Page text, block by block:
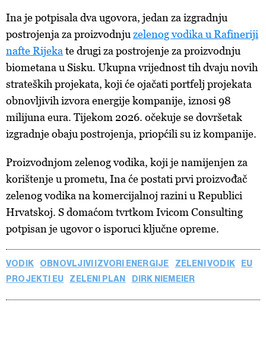
Ina je potpisala dva ugovora, jedan za izgradnju
postrojenja za proizvodnjuzelenog vodika u Rafineriji
nafte Rijekate drugi za postrojenje za proizvodnju
biometana u Sisku. Ukupna vrijednost tih dvaju novih
strateških projekata, koji će ojačati portfelj projekata
obnovljivih izvora energije kompanije, iznosi 98
milijuna eura. Tijekom 2026. očekuje se dovršetak
izgradnje obaju postrojenja, priopćili su iz kompanije.
Proizvodnjom zelenog vodika, koji je namijenjen za
korištenje u prometu, Ina će postati prvi proizvođač
zelenog vodika na komercijalnoj razini u Republici
Hrvatskoj. S domaćom tvrtkom Ivicom Consulting
potpisan je ugovor o isporuci ključne opreme.
VODIK OBNOVLJIVI IZVORI ENERGIJE ZELENI VODIK
EU
PROJEKTI EU
ZELENI PLAN DIRK NIEMEIER